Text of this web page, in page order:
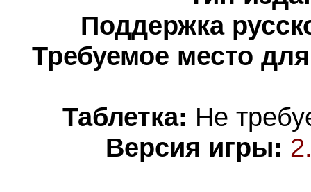
Поддержка
Требуемое место
Таблетка: Не
Версия игры: